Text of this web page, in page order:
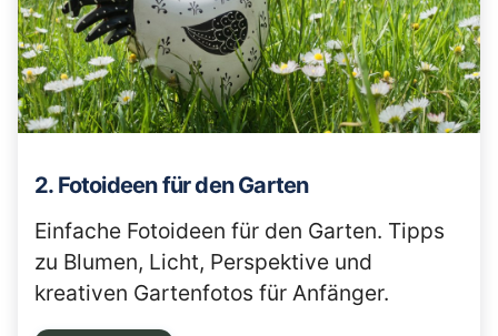
2. Fotoideen für den Garten
Einfache Fotoideen für den Garten. Tipps
zu Blumen, Licht, Perspektive und
kreativen Gartenfotos für Anfänger.